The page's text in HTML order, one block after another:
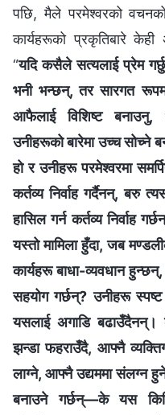
पछि, मैले परमेश्‍वरको
कार्यहरूको प्रकृतिबारे केही
“यदि कसैले सत्यलाई प्रेम
भनी भन्छन्, तर सारगत
आफैलाई विशिष्ट बनाउनु,
उनीहरूको बारेमा उच्‍च सोच्ने
हो र उनीहरू परमेश्‍वरमा
कर्तव्य निर्वाह गर्दैनन्, बरु
हासिल गर्न कर्तव्य निर्वाह
यस्तो मामिला हुँदा, जब
कार्यहरू बाधा-व्यवधान
सहयोग गर्छन्? उनीहरू
यसलाई अगाडि बढाउँदैनन्।
झन्डा फहराउँदै, आफ्नै
लाग्‍ने, आफ्नै उद्यममा संलग्न
बनाउने गर्छन्—के यस